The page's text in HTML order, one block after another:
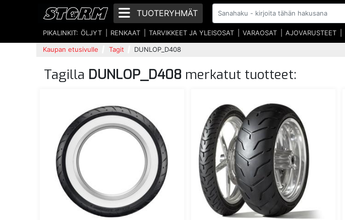
TUOTERYHMÄT
PIKALINKIT: ÖLJYT RENKAAT TARVIKKEET JA YLEISOSAT VARAOSAT AJOVARUSTEET
Kaupan etusivulle Tagit DUNLOP_D408
Tagilla DUNLOP_D408 merkatut tuotteet: